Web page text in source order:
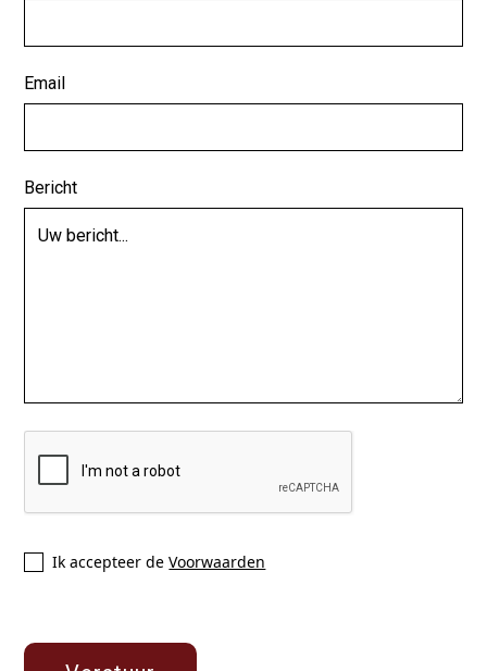
Email
Bericht
Ik accepteer deVoorwaarden